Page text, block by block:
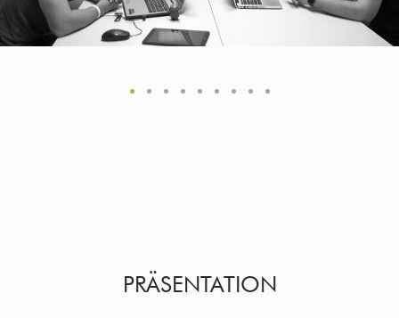
PRÄSENTATION